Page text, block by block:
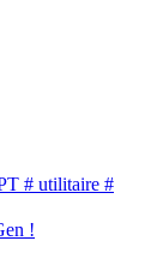
# utilitaire #
!